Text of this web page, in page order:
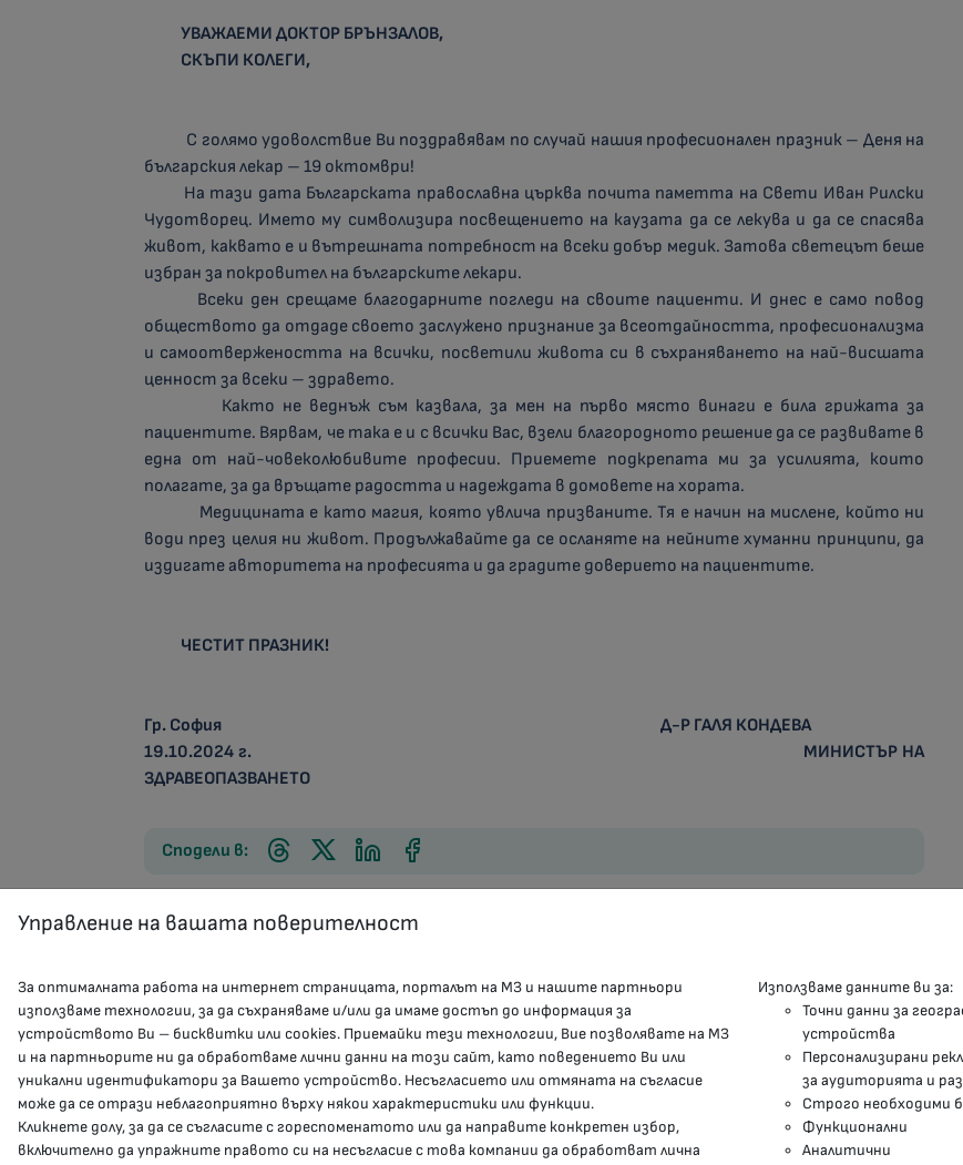
УВАЖАЕМИ ДОКТОР БРЪНЗАЛОВ,
СКЪПИ КОЛЕГИ,
С голямо удоволствие Ви поздравявам по случай нашия професионален празник – Деня на
българския лекар – 19 октомври!
На тази дата Българската православна църква почита паметта на Свети Иван Рилски
Чудотворец. Името му символизира посвещението на каузата да се лекува и да се спасява
живот, каквато е и вътрешната потребност на всеки добър медик. Затова светецът беше
избран за покровител на българските лекари.
Всеки ден срещаме благодарните погледи на своите пациенти. И днес е само повод
обществото да отдаде своето заслужено признание за всеотдайността, професионализма
и самоотвержеността на всички, посветили живота си в съхраняването на най-висшата
ценност за всеки – здравето.
Както не веднъж съм казвала, за мен на първо място винаги е била грижата за
пациентите. Вярвам, че така е и с всички Вас, взели благородното решение да се развивате в
една от най-човеколюбивите професии. Приемете подкрепата ми за усилията, които
полагате, за да връщате радостта и надеждата в домовете на хората.
Медицината е като магия, която увлича призваните. Тя е начин на мислене, който ни
води през целия ни живот. Продължавайте да се осланяте на нейните хуманни принципи, да
издигате авторитета на професията и да градите доверието на пациентите.
ЧЕСТИТ ПРАЗНИК!
Гр. София Д-Р ГАЛЯ КОНДЕВА
19.10.2024 г. МИНИСТЪР НА
ЗДРАВЕОПАЗВАНЕТО
Сподели в:
гр.София, 1000, пл. „Света Неделя“ №5
delovodstvo@mh.government.bg
presscenter@mh.government.bg
Управление на вашата поверителност
За оптималната работа на интернет страницата, порталът на МЗ и нашите партньори
използваме технологии, за да съхраняваме и/или да имаме достъп до информация за
устройството Ви – бисквитки или cookies. Приемайки тези технологии, Вие позволявате на МЗ
и на партньорите ни да обработваме лични данни на този сайт, като поведението Ви или
уникални идентификатори за Вашето устройство. Несъгласието или отмяната на съгласие
може да се отрази неблагоприятно върху някои характеристики или функции.
Кликнете долу, за да се съгласите с гореспоменатото или да направите конкретен избор,
включително да упражните правото си на несъгласие с това компании да обработват лична
Използваме данните ви за:
Точни данни за
устройства
Персонализирани
за аудиторията и
Строго необходими
Функционални
Аналитични